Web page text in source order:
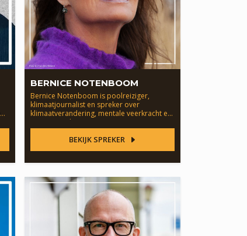
BERNICE NOTENBOOM
Bernice Notenboom is poolreiziger,
klimaatjournalist en spreker over
klimaatverandering, mentale veerkracht en
grenzen verleggen.
BEKIJK SPREKER